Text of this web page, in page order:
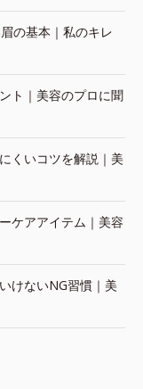
の基本｜私のキレ
ト｜美容のプロに聞
くいコツを解説｜美
ケアアイテム｜美容
けないNG習慣｜美